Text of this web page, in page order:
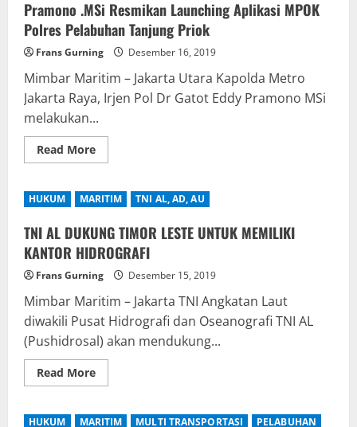
Patroli
Pengamanan
Laut
Di
Natuna
Pramono .MSi Resmikan Launching Aplikasi MPOK
Polres Pelabuhan Tanjung Priok
Frans Gurning Desember 16, 2019
Mimbar Maritim – Jakarta Utara Kapolda Metro
Jakarta Raya, Irjen Pol Dr Gatot Eddy Pramono MSi
melakukan...
Read MoreRead
more
Metro
Jakarta
Irjen
Pol
Dr.Gatot
Eddy
Pramono
.MSi
Resmikan
Launching
Aplikasi
MPOK
Polres
Pelabuhan
Tanjung
Priok
HUKUM MARITIM TNI AL, AD, AU
TNI AL DUKUNG TIMOR LESTE UNTUK MEMILIKI
KANTOR HIDROGRAFI
Frans Gurning Desember 15, 2019
Mimbar Maritim – Jakarta TNI Angkatan Laut
diwakili Pusat Hidrografi dan Oseanografi TNI AL
(Pushidrosal) akan mendukung...
Read MoreRead
more
AL
HUKUM MARITIM MULTI TRANSPORTASI
PELABUHAN